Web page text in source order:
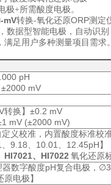
极+所需酸度电极。
mV转换-氧化还原ORP测定
据型智能电极，自动识
足用户多种测量项目需求。
pH
mV
转换】±0.2 mV
mV (±2000 mV)
义校准，内置酸度标准校
9.18、10.01、12.45pH】
HI7021、HI7022 氧化还原
器数字酸度pH复合电极 ，
原电极】